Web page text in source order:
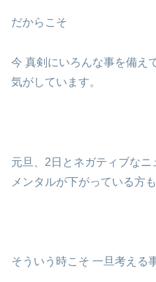
だからこそ
今 真剣にいろんな事を備え
気がしています。
元旦、2日とネガティブなニ
メンタルが下がっている方
そういう時こそ 一旦考える